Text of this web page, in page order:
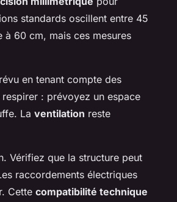
standards oscillent entre 45
à 60 cm, mais ces mesures
en tenant compte des
: prévoyez un espace
La ventilation reste
Vérifiez que la structure peut
raccordements électriques
Cette compatibilité technique